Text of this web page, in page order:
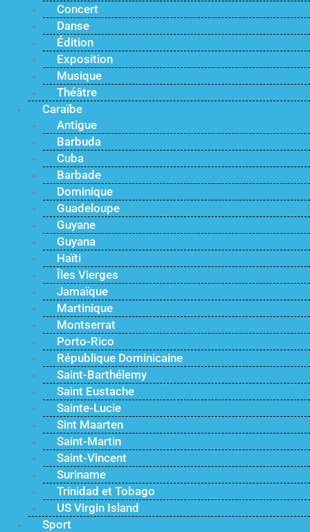
Concert
Danse
Édition
Exposition
Musique
Théâtre
Caraïbe
Antigue
Barbuda
Cuba
Barbade
Dominique
Guadeloupe
Guyane
Guyana
Haïti
Îles Vierges
Jamaïque
Martinique
Montserrat
Porto-Rico
République Dominicaine
Saint-Barthélemy
Saint Eustache
Sainte-Lucie
Sint Maarten
Saint-Martin
Saint-Vincent
Suriname
Trinidad et Tobago
US Virgin Island
Sport